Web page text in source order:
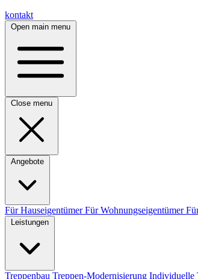
kontakt
Open main menu
Close menu
Angebote
Für HauseigentümerFür Wohnungseigentümer
Leistungen
Treppenbau Treppen-Modernisierung Individuelle